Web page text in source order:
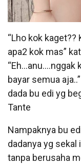
“Lho kok kaget??
apa2 kok mas”
“Eh…anu….nggak
bayar semua
dada bu edi yg
Tante
Nampaknya bu
dadanya yg
tanpa berusaha